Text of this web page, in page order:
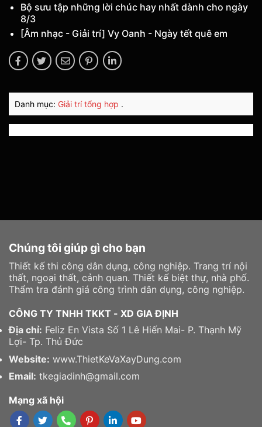
Bộ sưu tập những lời chúc hay nhất dành cho ngày
8/3
[Âm nhạc - Giải trí] Vy Oanh - Ngày tết quê em
Danh mục: Giải trí tổng hợp .
Chúng tôi giúp gì cho bạn
Thiết kế thi công dân dụng, công nghiệp. Trang trí nội
thất, ngoại thất, cảnh quan. Thiết kế biệt thự, nhà phố.
Thẩm tra đánh giá công trình dân dụng, công nghiệp.
CÔNG TY TNHH TKKT - XD GIA ĐỊNH
Địa chỉ: Feliz En Vista Số 1 Lê Hiến Mai- P. Thạnh Mỹ
Lợi- Tp. Thủ Đức
Website: www.ThietKeVaXayDung.com
Email: tkegiadinh@gmail.com
Mạng xã hội